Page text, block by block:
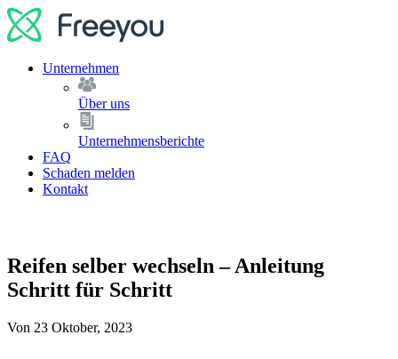
Unternehmen
Über uns
Unternehmensberichte
FAQ
Schaden melden
Kontakt
Reifen selber wechseln – Anleitung
Schritt für Schritt
Von 23 Oktober, 2023